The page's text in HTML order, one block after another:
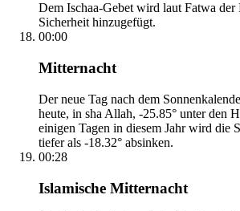
Dem Ischaa-Gebet wird laut Fatwa
Sicherheit hinzugefügt.
00:00
Mitternacht
Der neue Tag nach dem
heute, in sha Allah, -25.85° unter den
einigen Tagen in diesem Jahr wird die
tiefer als -18.32° absinken.
00:28
Islamische Mitternacht